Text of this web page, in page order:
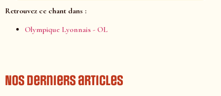
Retrouvez ce chant dans :
Olympique Lyonnais - OL
Nos derniers articles